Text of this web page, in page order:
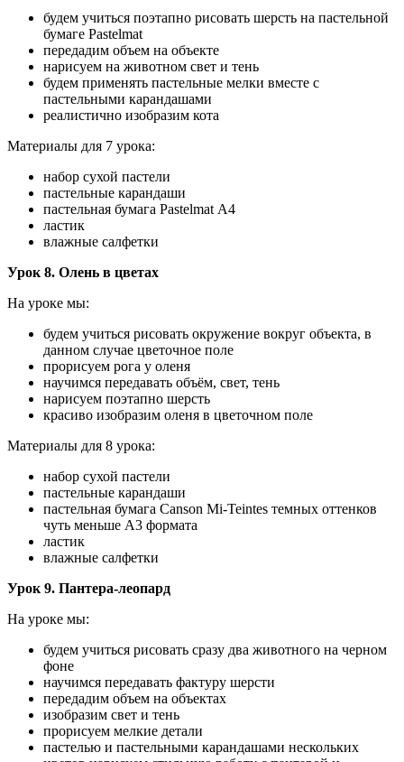
будем учиться поэтапно рисовать шерсть на пастельной
бумаге Pastelmat
передадим объем на объекте
нарисуем на животном свет и тень
будем применять пастельные мелки вместе с
пастельными карандашами
реалистично изобразим кота
Материалы для 7 урока:
набор сухой пастели
пастельные карандаши
пастельная бумага Pastelmat А4
ластик
влажные салфетки
Урок 8. Олень в цветах
На уроке мы:
будем учиться рисовать окружение вокруг объекта, в
данном случае цветочное поле
прорисуем рога у оленя
научимся передавать объём, свет, тень
нарисуем поэтапно шерсть
красиво изобразим оленя в цветочном поле
Материалы для 8 урока:
набор сухой пастели
пастельные карандаши
пастельная бумага Canson Mi-Teintes темных оттенков
чуть меньше А3 формата
ластик
влажные салфетки
Урок 9. Пантера-леопард
На уроке мы:
будем учиться рисовать сразу два животного на черном
фоне
научимся передавать фактуру шерсти
передадим объем на объектах
изобразим свет и тень
прорисуем мелкие детали
пастелью и пастельными карандашами нескольких